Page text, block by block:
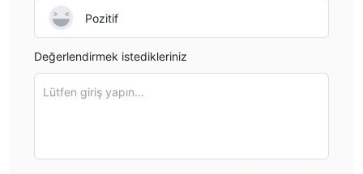
Pozitif
Değerlendirmek istedikleriniz
Lütfen giriş yapın...